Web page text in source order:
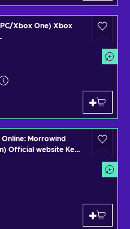
Xbox One) Xbox
Morrowind
Official website Key